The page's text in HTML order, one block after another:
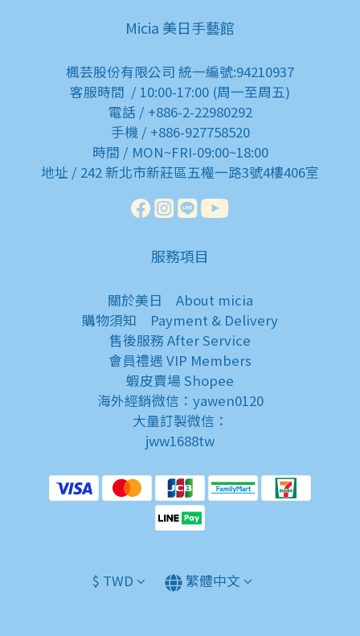
Micia 美日手藝館
楓芸股份有限公司 統一編號:94210937
客服時間 / 10:00-17:00 (周一至周五)
電話 / +886-2-22980292
手機 / +886-927758520
時間 / MON~FRI-09:00~18:00
地址 / 242 新北市新莊區五權一路3號4樓406室
服務項目
關於美日 About micia
購物須知 Payment & Delivery
售後服務 After Service
會員禮遇 VIP Members
蝦皮賣場 Shopee
海外經銷微信：yawen0120
大量訂製微信：
jww1688tw
$ TWD 繁體中文